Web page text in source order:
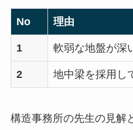
No 理由
1 軟弱な地盤が深
2 地中梁を採用し
構造事務所の先生の見解